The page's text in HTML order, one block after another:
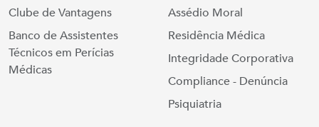
Clube de Vantagens
Banco de Assistentes
Técnicos em Perícias
Médicas
Assédio Moral
Residência Médica
Integridade Corporativa
Compliance - Denúncia
Psiquiatria